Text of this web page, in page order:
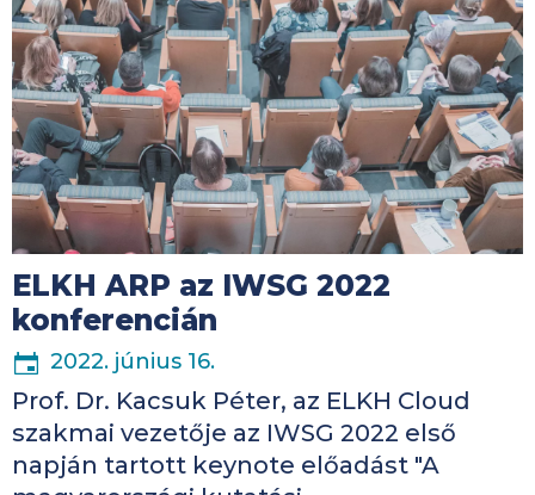
ELKH ARP az IWSG 2022
konferencián
2022. június 16.
Prof. Dr. Kacsuk Péter, az ELKH Cloud
szakmai vezetője az IWSG 2022 első
napján tartott keynote előadást "A